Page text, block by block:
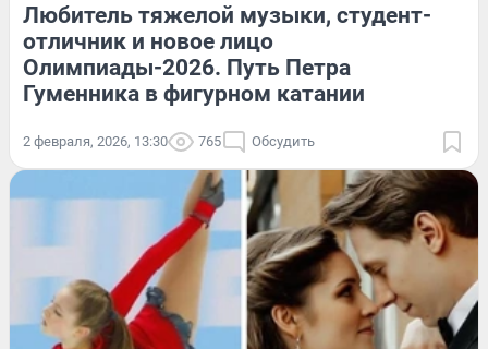
Любитель тяжелой музыки, студент-
отличник и новое лицо
Олимпиады-2026. Путь Петра
Гуменника в фигурном катании
2 февраля, 2026, 13:30 765 Обсудить